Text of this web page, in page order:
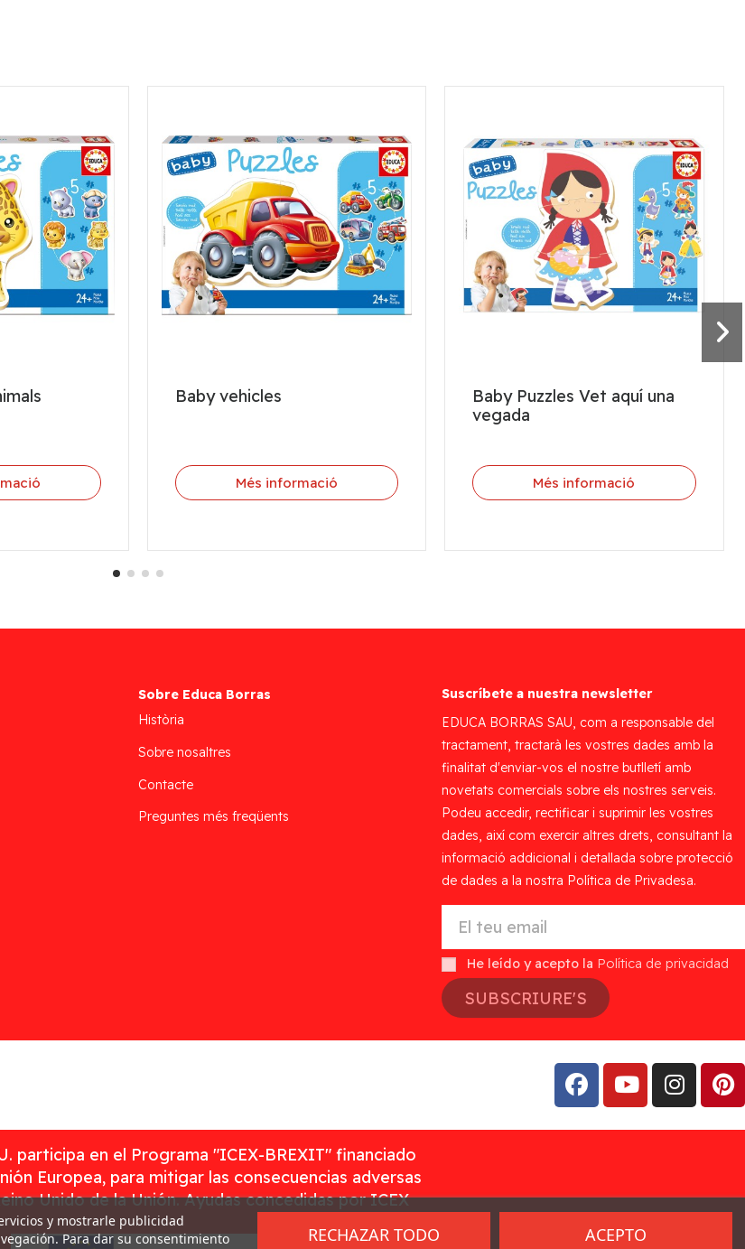
Baby vehicles
Més informació
Baby Puzzles Vet aquí una
vegada
Més informació
Sobre Educa Borras
Història
Sobre nosaltres
Contacte
Preguntes més freqüents
Suscríbete a nuestra newsletter
EDUCA BORRAS SAU, com a responsable del
tractament, tractarà les vostres dades amb la
finalitat d'enviar-vos el nostre butlletí amb
novetats comercials sobre els nostres serveis.
Podeu accedir, rectificar i suprimir les vostres
dades, així com exercir altres drets, consultant la
informació addicional i detallada sobre protecció
de dades a la nostra Política de Privadesa.
He leído y acepto la Política de privacidad
SUBSCRIURE'S
participa en el Programa "ICEX-BREXIT" financiado
Europea, para mitigar las consecuencias adversas
Unido de la Unión. Ayudas concedidas por ICEX
y mostrarle publicidad
Para dar su consentimiento
RECHAZAR TODO ACEPTO